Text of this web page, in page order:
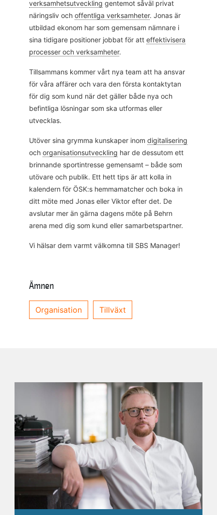
verksamhetsutveckling gentemot såväl privat
näringsliv och offentliga verksamheter. Jonas är
utbildad ekonom har som gemensam nämnare i
sina tidigare positioner jobbat för att effektivisera
processer och verksamheter.
Tillsammans kommer vårt nya team att ha ansvar
för våra affärer och vara den första kontaktytan
för dig som kund när det gäller både nya och
befintliga lösningar som ska utformas eller
utvecklas.
Utöver sina grymma kunskaper inom digitalisering
och organisationsutveckling har de dessutom ett
brinnande sportintresse gemensamt – både som
utövare och publik. Ett hett tips är att kolla in
kalendern för ÖSK:s hemmamatcher och boka in
ditt möte med Jonas eller Viktor efter det. De
avslutar mer än gärna dagens möte på Behrn
arena med dig som kund eller samarbetspartner.
Vi hälsar dem varmt välkomna till SBS Manager!
Ämnen
Organisation Tillväxt
Jag vill bli kontaktad